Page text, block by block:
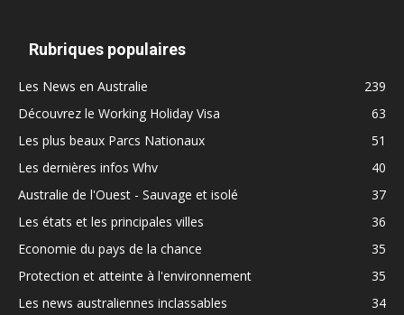
Rubriques populaires
Les News en Australie
239
Découvrez le Working Holiday Visa
63
Les plus beaux Parcs Nationaux
51
Les dernières infos Whv
40
Australie de l'Ouest - Sauvage et isolé
37
Les états et les principales villes
36
Economie du pays de la chance
35
Protection et atteinte à l'environnement
35
Les news australiennes inclassables
34